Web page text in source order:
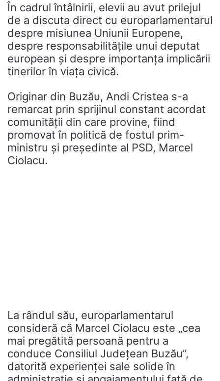
În cadrul întâlnirii, elevii au avut prilejul
de a discuta direct cu europarlamentarul
despre misiunea Uniunii Europene,
despre responsabilitățile unui deputat
european și despre importanța implicării
tinerilor în viața civică.
Originar din Buzău, Andi Cristea s-a
remarcat prin sprijinul constant acordat
comunității din care provine, fiind
promovat în politică de fostul prim-
ministru și președinte al PSD, Marcel
Ciolacu.
La rândul său, europarlamentarul
consideră că Marcel Ciolacu este „cea
mai pregătită persoană pentru a
conduce Consiliul Județean Buzău”,
datorită experienței sale solide în